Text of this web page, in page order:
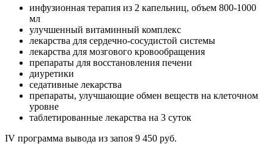
инфузионная терапия из 2 капельниц, объем 800-1000
мл
улучшенный витаминный комплекс
лекарства для сердечно-сосудистой системы
лекарства для мозгового кровообращения
препараты для восстановления печени
диуретики
седативные лекарства
препараты, улучшающие обмен веществ на клеточном
уровне
таблетированные лекарства на 3 суток
IV программа вывода из запоя 9 450 руб.